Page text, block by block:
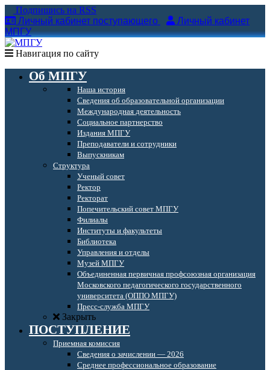
Подпишись на RSS
Личный кабинет поступающего
Личный кабинет
МПГУ
Навигация по сайту
Об МПГУ
Наша история
Сведения об образовательной организации
Международная деятельность
Социальное партнерство
Издания МПГУ
Преподаватели и сотрудники
Выпускникам
Структура
Ученый совет
Ректор
Ректорат
Попечительский совет МПГУ
Филиалы
Институты и факультеты
Библиотека
Управления и отделы
Музей МПГУ
Объединенная первичная профсоюзная организация
Московского педагогического государственного
университета (ОППО МПГУ)
Пресс-служба МПГУ
Закрыть
ПОСТУПЛЕНИЕ
Приемная комиссия
Сведения о зачислении — 2026
Среднее профессиональное образование